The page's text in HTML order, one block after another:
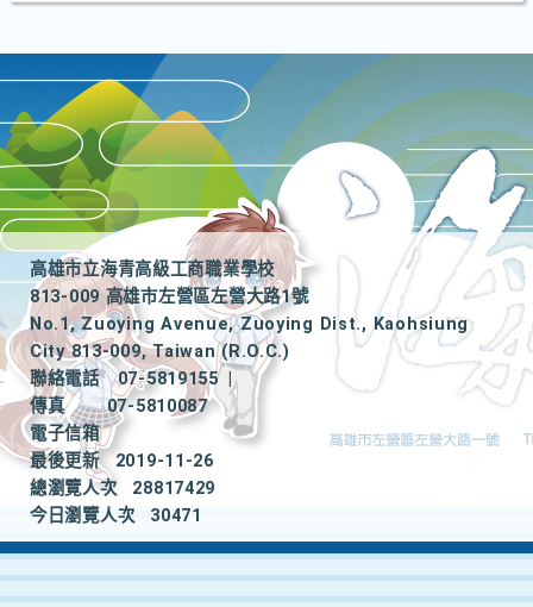
高雄市立海青高級工商職業學校
813-009 高雄市左營區左營大路1號
No.1, Zuoying Avenue, Zuoying Dist., Kaohsiung
City 813-009, Taiwan (R.O.C.)
聯絡電話
07-5819155
|
傳真
07-5810087
電子信箱
最後更新
2019-11-26
總瀏覽人次
28817429
今日瀏覽人次
30471